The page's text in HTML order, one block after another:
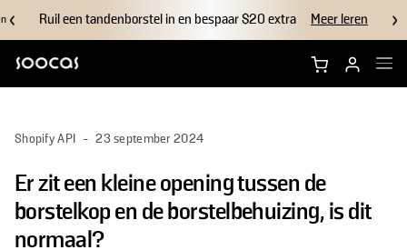
Ruil een tandenborstel in en bespaar $20 extra Meer leren
Borstelkoppen
Shopify API - 23 september 2024
Er zit een kleine opening tussen de
borstelkop en de borstelbehuizing, is dit
normaal?